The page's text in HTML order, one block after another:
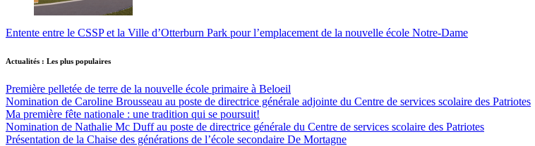
Entente entre le CSSP et la Ville d’Otterburn Park pour l’emplacement de la nouvelle école Notre-Dame
Actualités : Les plus populaires
Première pelletée de terre de la nouvelle école primaire à Beloeil
Nomination de Caroline Brousseau au poste de directrice générale adjointe du Centre de services scolaire des Patriotes
Ma première fête nationale : une tradition qui se poursuit!
Nomination de Nathalie Mc Duff au poste de directrice générale du Centre de services scolaire des Patriotes
Présentation de la Chaise des générations de l’école secondaire De Mortagne